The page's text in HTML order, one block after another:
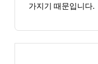
가지기 때문입니다.